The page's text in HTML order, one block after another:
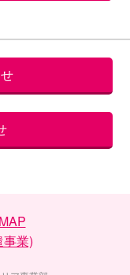
業)